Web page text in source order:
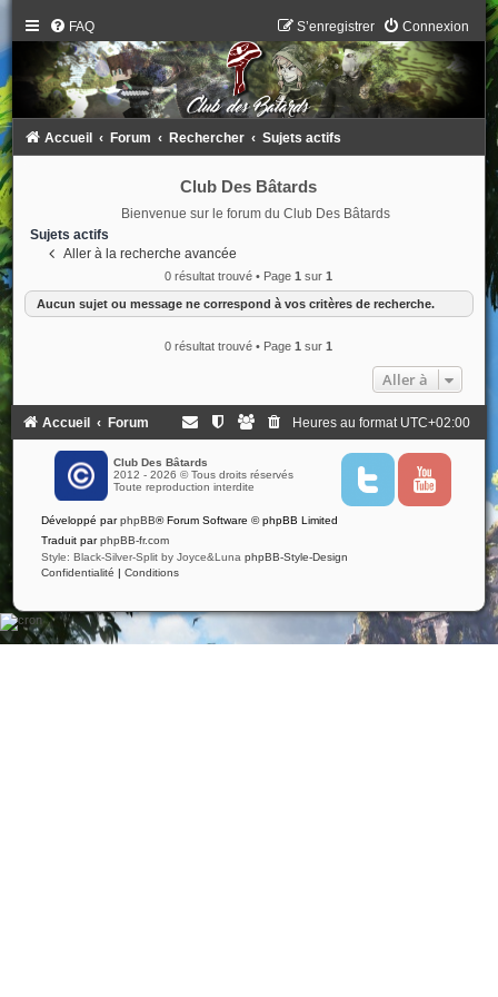
FAQ Connexion
S’enregistrer
Accueil Forum Rechercher Sujets actifs
Club Des Bâtards
Bienvenue sur le forum du Club Des Bâtards
Sujets actifs
Aller à la recherche avancée
0 résultat trouvé • Page1 sur1
Aucun sujet ou message ne correspond à vos critères de recherche.
0 résultat trouvé • Page1 sur1
Aller à
Accueil Forum Heures au format UTC+02:00
Club Des Bâtards
2012 - 2026 © Tous droits réservés
Toute reproduction interdite
T
i
Y
u
Développé parphpBB® Forum Software © phpBB Limited
Traduit parphpBB-fr.com
Style: Black-Silver-Split by Joyce&Luna phpBB-Style-Design
Confidentialité | Conditions